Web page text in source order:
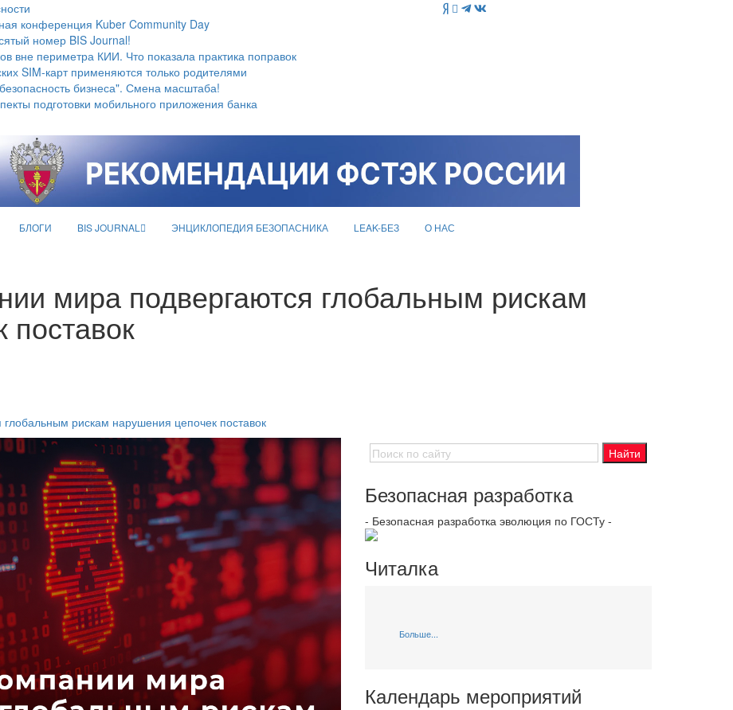
конференция Kuber Community Day
номер BIS Journal!
вне периметра КИИ. Что показала практика поправок
SIM-карт применяются только родителями
бизнеса". Смена масштаба!
подготовки мобильного приложения банка
БЛОГИ BIS JOURNAL ЭНЦИКЛОПЕДИЯ БЕЗОПАСНИКА LEAK-БЕЗ О НАС
мира подвергаются глобальным рискам
рискам нарушения цепочек поставок
Безопасная разработка
- Безопасная разработка эволюция по ГОСТу -
Читалка
Больше...
Календарь мероприятий